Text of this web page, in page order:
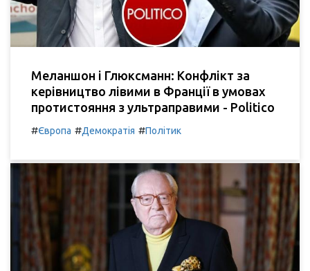
Меланшон і Глюксманн: Конфлікт за
керівництво лівими в Франції в умовах
протистояння з ультраправими - Politico
#Європа #Демократія #Політик